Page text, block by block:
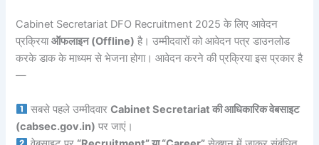
Cabinet Secretariat DFO Recruitment 2025 के लिए आवेदन
प्रक्रियाऑफलाइन (Offline) है। उम्मीदवारों को आवेदन पत्र डाउनलोड
करके डाक के माध्यम से भेजना होगा। आवेदन करने की प्रक्रिया इस प्रकार है
—
सबसे पहले उम्मीदवारCabinet Secretariat की आधिकारिक वेबसाइट
(cabsec.gov.in) पर जाएं।